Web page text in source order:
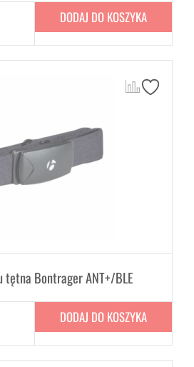
DODAJ DO KOSZYKA
tętna Bontrager ANT+/BLE
DODAJ DO KOSZYKA